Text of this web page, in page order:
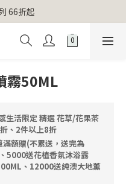
送 香遇熊超人行李吊牌
66折起
送 香遇熊超人行李吊牌
霧50ML
生活限定 精選 花草/花果茶
、2件以上8折
額贈(不累送，送完為
5000送花植香氛沐浴露
、12000送純澳大地薰